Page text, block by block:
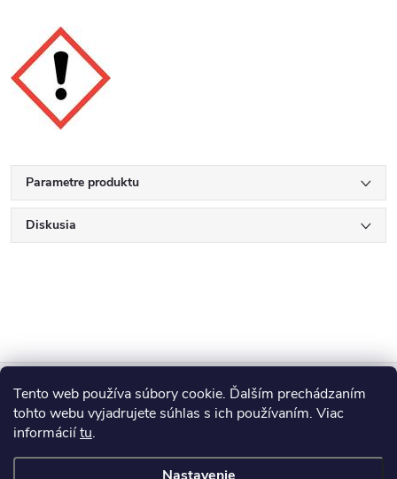
Tento web používa súbory cookie. Ďalším prechádzaním
tohto webu vyjadrujete súhlas s ich používaním. Viac
informáciítu.
Parametre produktu
Diskusia
Z
áBlog
Informácie pre vás